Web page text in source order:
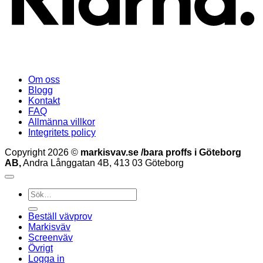
Om oss
Blogg
Kontakt
FAQ
Allmänna villkor
Integritets policy
Copyright 2026 © markisvav.se /bara proffs i Göteborg
AB,Andra Långgatan 4B, 413 03 Göteborg
Sök
efter:
Beställ vävprov
Markisväv
Screenväv
Övrigt
Logga in